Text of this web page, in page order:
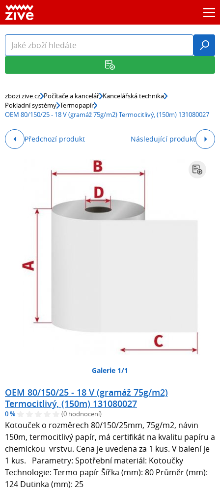
zbozi.zive.cz Počítače a kancelář Kancelářská technika
Pokladní systémy Termopapír
OEM 80/150/25 - 18 V (gramáž 75g/m2) Termocitlivý, (150m) 131080027
Předchozí produkt Následující produkt
Galerie 1/1
OEM 80/150/25 - 18 V (gramáž 75g/m2)
Termocitlivý, (150m) 131080027
0 % (0 hodnocení)
Kotouček o rozměrech 80/150/25mm, 75g/m2, návin
150m, termocitlivý papír, má certifikát na kvalitu papíru a
chemickou vrstvu. Cena je uvedena za 1 kus. V balení je
1 kus. Parametry: Spotřební materiál: Kotoučky
Technologie: Termo papír Šířka (mm): 80 Průměr (mm):
124 Dutinka (mm): 25